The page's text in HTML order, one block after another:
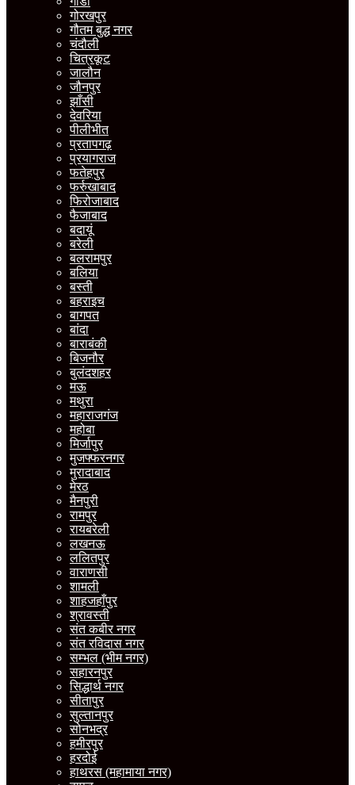
गोरखपुर
गौतम बुद्ध नगर
चंदौली
चित्रकूट
जालौन
जौनपुर
झाँसी
देवरिया
पीलीभीत
प्रतापगढ़
प्रयागराज
फतेहपुर
फर्रुखाबाद
फिरोजाबाद
फैजाबाद
बदायूं
बरेली
बलरामपुर
बलिया
बस्ती
बहराइच
बागपत
बांदा
बाराबंकी
बिजनौर
बुलंदशहर
मऊ
मथुरा
महाराजगंज
महोबा
मिर्जापुर
मुजफ्फरनगर
मुरादाबाद
मेरठ
मैनपुरी
रामपुर
रायबरेली
लखनऊ
ललितपुर
वाराणसी
शामली
शाहजहाँपुर
श्रावस्ती
संत कबीर नगर
संत रविदास नगर
सम्भल (भीम नगर)
सहारनपुर
सिद्धार्थ नगर
सीतापुर
सुल्तानपुर
सोनभद्र
हमीरपुर
हरदोई
हाथरस (महामाया नगर)